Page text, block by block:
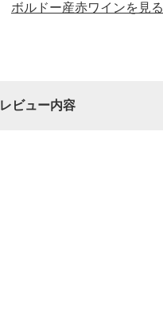
ボルドー産赤ワインを見る
レビュー内容